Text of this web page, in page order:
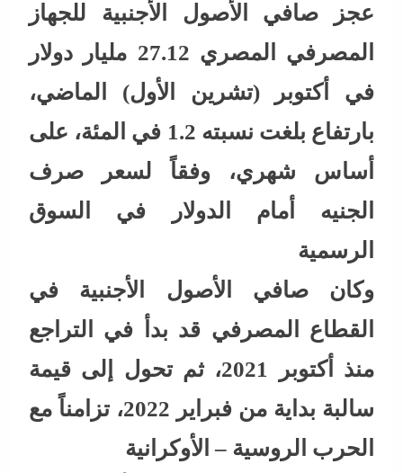
عجز صافي الأصول الأجنبية للجهاز
المصرفي المصري 27.12 مليار دولار
في أكتوبر (تشرين الأول) الماضي،
بارتفاع بلغت نسبته 1.2 في المئة، على
أساس شهري، وفقاً لسعر صرف
الجنيه أمام الدولار في السوق
الرسمية
وكان صافي الأصول الأجنبية في
القطاع المصرفي قد بدأ في التراجع
منذ أكتوبر 2021، ثم تحول إلى قيمة
سالبة بداية من فبراير 2022، تزامناً مع
الحرب الروسية – الأوكرانية